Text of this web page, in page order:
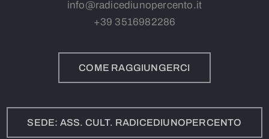
info@radicediunopercento.it
+39 3516982286
COME RAGGIUNGERCI
SEDE: ASS. CULT. RADICEDIUNOPERCENTO